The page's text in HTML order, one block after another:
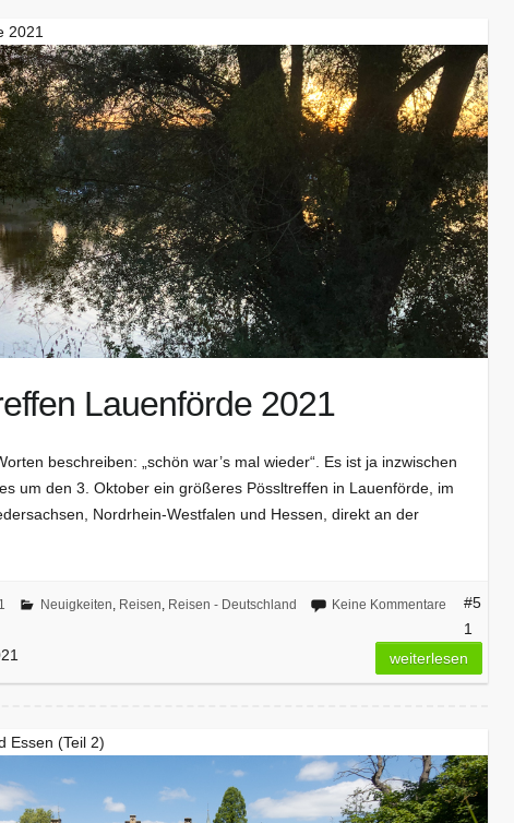
2021
Lauenförde 2021
beschreiben: „schön war’s mal wieder“. Es ist ja inzwischen
um den 3. Oktober ein größeres Pössltreffen in Lauenförde, im
Nordrhein-Westfalen und Hessen, direkt an der
Neuigkeiten Reisen Reisen - Deutschland Keine Kommentare
#5
1
weiterlesen
Essen (Teil 2)